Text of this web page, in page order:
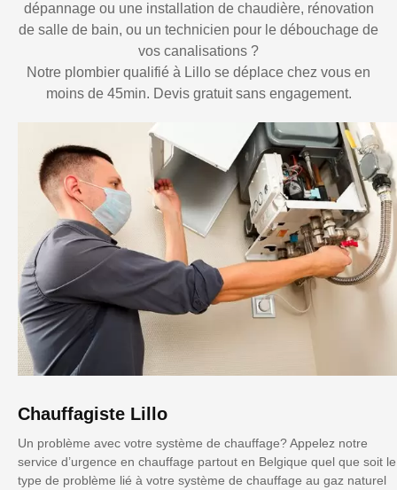
dépannage ou une installation de chaudière, rénovation
de salle de bain, ou un technicien pour le débouchage de
vos canalisations ?
Notre plombier qualifié à Lillo se déplace chez vous en
moins de 45min. Devis gratuit sans engagement.
Chauffagiste Lillo
Un problème avec votre système de chauffage? Appelez notre
service d’urgence en chauffage partout en Belgique quel que soit le
type de problème lié à votre système de chauffage au gaz naturel